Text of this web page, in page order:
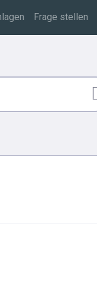
Frage stellen